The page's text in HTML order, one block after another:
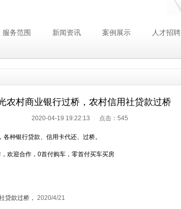
服务范围 新闻资讯 案例展示 人才招聘
农村商业银行过桥，农村信用社贷款过桥
2020-04-19 19:22:13 点击： 545
种银行贷款、信用卡代还、过桥。
欢迎合作，0首付购车，零首付买车买房
贷款过桥， 2020/4/21